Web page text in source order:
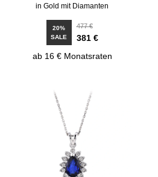
in Gold mit Diamanten
20%
SALE
477 €
381 €
ab 16 € Monatsraten